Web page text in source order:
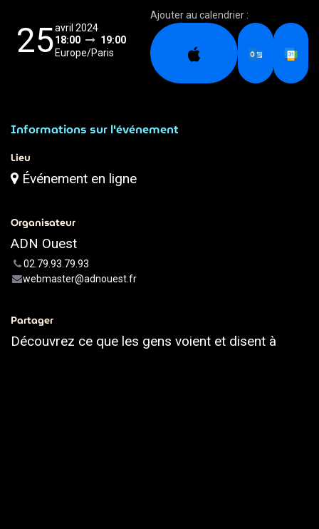
25avril 2024
18:00
19:00
Europe/Paris
Ajouter au calendrier :
Informations sur l'événement
Lieu
Événement en ligne
Organisateur
ADN Ouest
02.79.93.79.93
webmaster@adnouest.fr
Partager
Découvrez ce que les gens voient et disent à